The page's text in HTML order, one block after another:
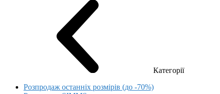
Категорії
Розпродаж останніх розмірів (до -70%)